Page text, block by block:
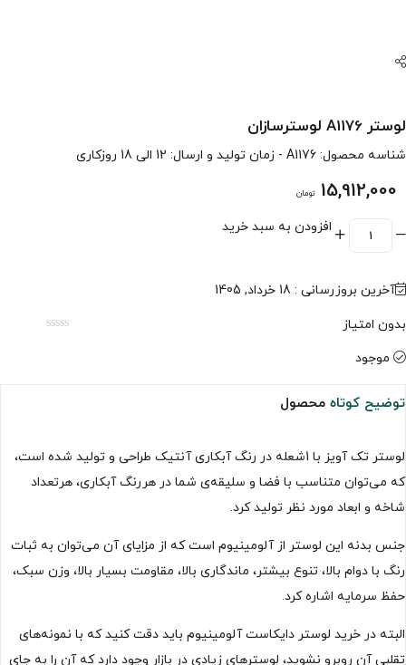
لوستر A1176 لوسترسازان
شناسه محصول: A1176 - زمان تولید و ارسال: 12 الی 18 روزکاری
15,912,000 تومان
افزودن به سبد خرید
آخرین بروزرسانی : 18 خرداد, 1405
بدون امتیاز
موجود
توضیح کوتاه محصول
لوستر تک آویز با 1شعله در رنگ آبکاری آنتیک طراحی و تولید شده است،
که می‌توان متناسب با فضا و سلیقه‌ی شما در هررنگ آبکاری، هرتعداد
شاخه و ابعاد مورد نظر تولید کرد.
جنس بدنه این لوستر از آلومینیوم است که از مزایای آن می‌توان به ثبات
رنگ با دوام بالا، تنوع بیشتر، ماندگاری بالا، مقاومت بسیار بالا، وزن سبک،
حفظ سرمایه اشاره کرد.
البته در خرید لوستر دایکاست آلومینیوم باید دقت کنید که با نمونه‌های
تقلبی آن روبرو نشوید، لوسترهای زیادی در بازار وجود دارد که آن را به جای